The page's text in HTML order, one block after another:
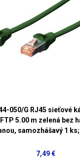
050/G RJ45 sieťové
5.00 m zelená bez
samozhášavý 1
7,49 €